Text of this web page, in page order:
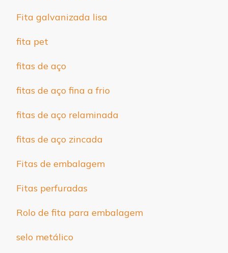
Fita galvanizada lisa
fita pet
fitas de aço
fitas de aço fina a frio
fitas de aço relaminada
fitas de aço zincada
Fitas de embalagem
Fitas perfuradas
Rolo de fita para embalagem
selo metálico